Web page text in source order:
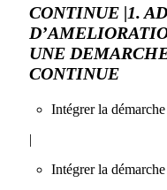
CONTINUE |1.
UNE
CONTINUE
Intégrer la
|
Intégrer la